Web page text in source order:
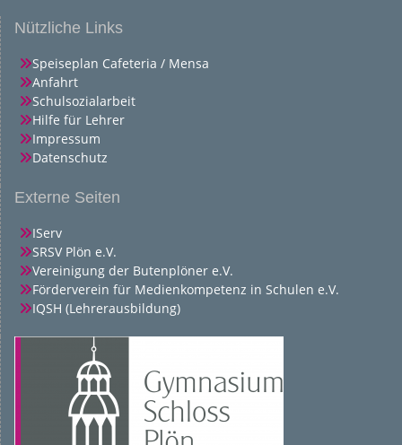
Nützliche Links
Speiseplan Cafeteria / Mensa
Anfahrt
Schulsozialarbeit
Hilfe für Lehrer
Impressum
Datenschutz
Externe Seiten
IServ
SRSV Plön e.V.
Vereinigung der Butenplöner e.V.
Förderverein für Medienkompetenz in Schulen e.V.
IQSH (Lehrerausbildung)